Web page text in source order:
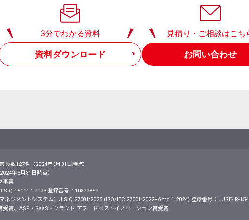
3分でわかる資料
資料ダウンロード
見積り・ご相談はこち
お問い合わせ
員数127名（2024年3月31日時点）
年3月31日時点）
事業
Q 15001：2023 登録番号：10822852
ネジメントシステム）JIS Q 27001:2025 (ISO/IEC 27001:2022+Amd 1:2024) 登録番号：JUSE-IR-154
受賞、ASP・SaaS・クラウド アワードベストイノベーション賞受賞